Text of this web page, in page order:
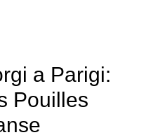
a Parigi:
Pouilles